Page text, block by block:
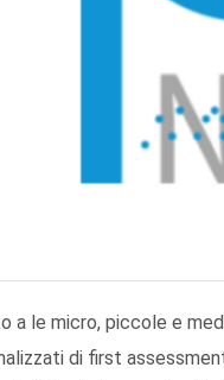
a le micro, piccole e
di first